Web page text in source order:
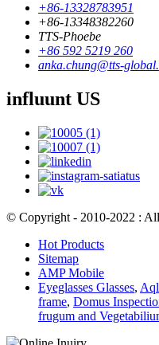
+86-13328783951
+86-13348382260
TTS-Phoebe
+86 592 5219 260
anka.chung@tts-
influunt US
© Copyright - 2010-2022 :
Hot Products
Sitemap
AMP Mobile
Eyeglasses Glasses,
frame, Domus
frugum and